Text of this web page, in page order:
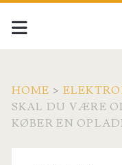
HOME >
SKAL DU VÆRE
KØBER EN